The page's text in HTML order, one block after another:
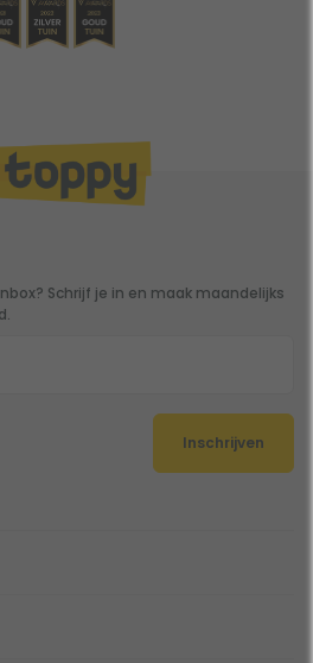
Schrijf je in en maak maandelijks
Inschrijven